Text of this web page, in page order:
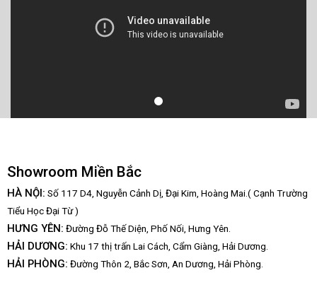
Showroom Miền Bắc
HÀ NỘI: Số 117 D4, Nguyễn Cảnh Dị, Đại Kim, Hoàng Mai.( Cạnh Trường
Tiểu Học Đại Từ )
HƯNG YÊN: Đường Đỗ Thế Diện, Phố Nối, Hưng Yên.
HẢI DƯƠNG: Khu 17 thị trấn Lai Cách, Cẩm Giàng, Hải Dương.
HẢI PHÒNG: Đường Thôn 2, Bắc Sơn, An Dương, Hải Phòng.